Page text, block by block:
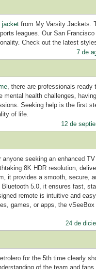
jacket from My Varsity Jackets.
leagues. Our San
Check out the latest
7 de
, there are professionals ready
mental health challenges,
Seeking help is the first
of life.
12 de
seeking an enhanced
8K HDR resolution,
it provides a smooth, secure,
5.0, it ensures fast,
remote is intuitive and
games, or apps, the
24 de
for the 5th time clearly
of the team and